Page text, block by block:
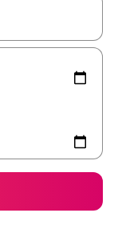
je een keuze